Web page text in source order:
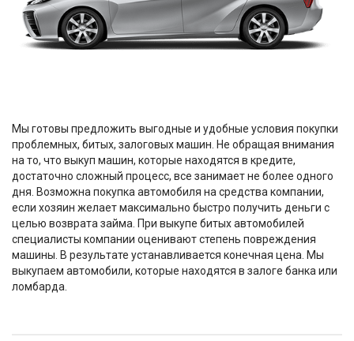
Мы готовы предложить выгодные и удобные условия покупки
проблемных, битых, залоговых машин. Не обращая внимания
на то, что выкуп машин, которые находятся в кредите,
достаточно сложный процесс, все занимает не более одного
дня. Возможна покупка автомобиля на средства компании,
если хозяин желает максимально быстро получить деньги с
целью возврата займа. При выкупе битых автомобилей
специалисты компании оценивают степень повреждения
машины. В результате устанавливается конечная цена. Мы
выкупаем автомобили, которые находятся в залоге банка или
ломбарда.